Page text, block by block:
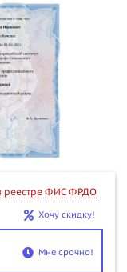
реестре ФИС ФРДО
Хочу скидку!
Мне срочно!